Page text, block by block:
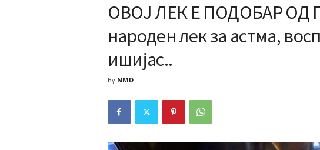
ОВОЈ ЛЕК Е ПОДОБАР ОД
народен лек за астма,
ишијас..
By NMD-